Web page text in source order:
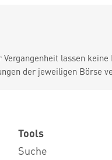
lassen
der jeweiligen Börse
Tools
Suche